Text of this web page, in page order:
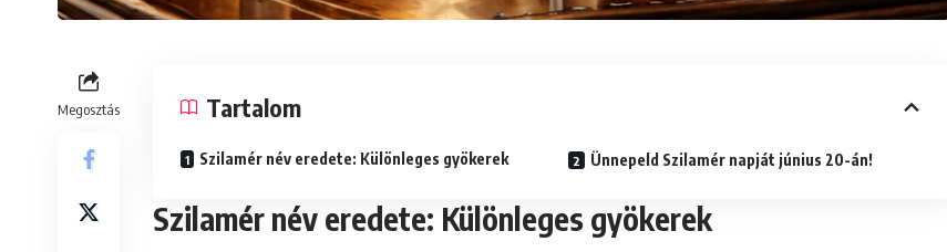
Megosztás Tartalom
Szilamér név eredete: Különleges gyökerek Ünnepeld Szilamér napját június 20-án!
Szilamér név eredete: Különleges gyökerek